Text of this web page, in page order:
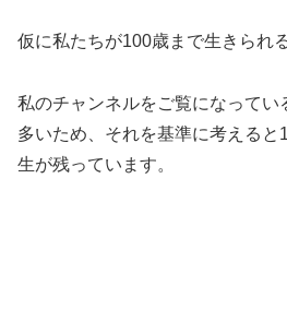
仮に私たちが100歳まで生きられ
私のチャンネルをご覧になってい
多いため、それを基準に考えると
生が残っています。